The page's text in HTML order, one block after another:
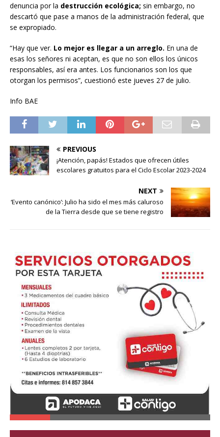
denuncia por la destrucción ecológica; sin embargo, no
descartó que pase a manos de la administración federal, que
se expropiado.
“Hay que ver. Lo mejor es llegar a un arreglo. En una de
esas los señores ni aceptan, es que no son ellos los únicos
responsables, así era antes. Los funcionarios son los que
otorgan los permisos”, cuestionó este jueves 27 de julio.
Info BAE
PREVIOUS
¡Atención, papás! Estados que ofrecen útiles
escolares gratuitos para el Ciclo Escolar 2023-2024
NEXT
‘Evento canónico’: Julio ha sido el mes más caluroso
de la Tierra desde que se tiene registro